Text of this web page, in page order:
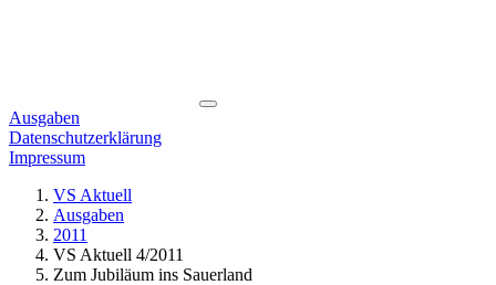
Ausgaben
Datenschutzerklärung
Impressum
VS Aktuell
Ausgaben
2011
VS Aktuell 4/2011
Zum Jubiläum ins Sauerland